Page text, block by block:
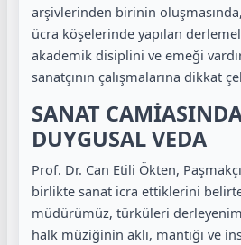
arşivlerinden birinin
ücra köşelerinde yapılan
akademik disiplini ve emeği
sanatçının çalışmalarına dikkat
SANAT
DUYGUSAL VEDA
Prof. Dr. Can Etili Ökten,
birlikte sanat icra ettiklerini
müdürümüz, türküleri
halk müziğinin aklı, mantığı ve